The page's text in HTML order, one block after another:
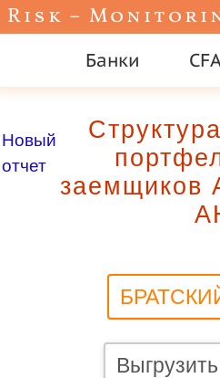
Risk –
Банки
Новый
отчет